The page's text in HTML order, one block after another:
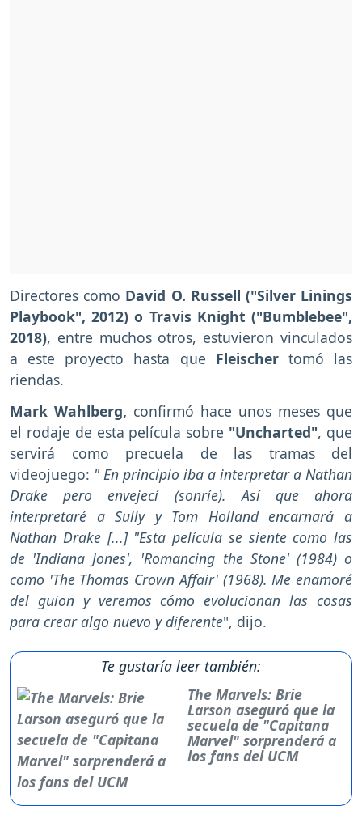
Directores como David O. Russell ("Silver Linings
Playbook", 2012) o Travis Knight ("Bumblebee",
2018), entre muchos otros, estuvieron vinculados
a este proyecto hasta que Fleischer tomó las
riendas.
Mark Wahlberg, confirmó hace unos meses que
el rodaje de esta película sobre "Uncharted", que
servirá como precuela de las tramas del
videojuego: " En principio iba a interpretar a Nathan
Drake pero envejecí (sonríe). Así que ahora
interpretaré a Sully y Tom Holland encarnará a
Nathan Drake [...] "Esta película se siente como las
de 'Indiana Jones', 'Romancing the Stone' (1984) o
como 'The Thomas Crown Affair' (1968). Me enamoré
del guion y veremos cómo evolucionan las cosas
para crear algo nuevo y diferente", dijo.
Te gustaría leer también:
The Marvels: Brie
Larson aseguró que la
secuela de "Capitana
Marvel" sorprenderá a
los fans del UCM